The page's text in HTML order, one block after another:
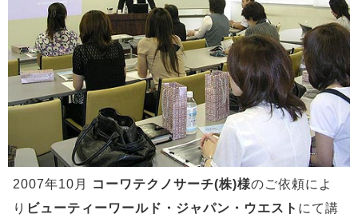
2007年10月 コーワテクノサーチ(株)様のご依頼によ
り ビューティーワールド・ジャパン・ウエスト にて講